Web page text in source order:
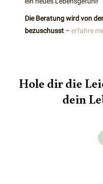
Die Beratung wird von
bezuschusst – erfahre
Hole dir die
dein